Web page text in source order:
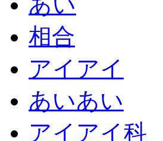
相合
アイアイ
あいあい
アイアイ科